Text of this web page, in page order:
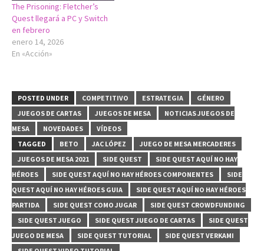
The Prisoning: Fletcher’s
Quest llegará a PC y Switch
en febrero
enero 14, 2026
En «Acción»
POSTED UNDER COMPETITIVO ESTRATEGIA
GÉNERO
JUEGOS DE CARTAS
JUEGOS DE MESA
NOTICIAS JUEGOS DE
MESA
NOVEDADES
VÍDEOS
TAGGED
BETO JAC LÓPEZ
JUEGO DE MESA MERCADERES
JUEGOS DE MESA 2021
SIDE QUEST
SIDE QUEST AQUÍ NO HAY
HÉROES
SIDE QUEST AQUÍ NO HAY HÉROES COMPONENTES
SIDE
QUEST AQUÍ NO HAY HÉROES GUIA
SIDE QUEST AQUÍ NO HAY HÉROES
PARTIDA
SIDE QUEST COMO JUGAR
SIDE QUEST CROWDFUNDING
SIDE QUEST JUEGO
SIDE QUEST JUEGO DE CARTAS
SIDE QUEST
JUEGO DE MESA
SIDE QUEST TUTORIAL
SIDE QUEST VERKAMI